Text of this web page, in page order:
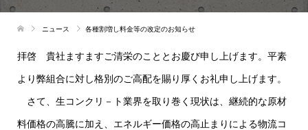
ニュース 各種割増し料金等の改定のお知らせ
拝啓 貴社ますますご清栄のこととお慶び申し上げます。平素
より弊組合に対し格別のご高配を賜り厚くお礼申し上げます。
さて、生コンクリ－ト業界を取り巻く現状は、継続的な原材
料価格の高騰に加え、エネルギー価格の高止まりによる物流コ